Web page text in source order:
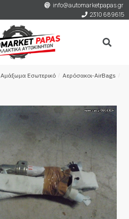
info@automarketpapas.gr
2310 689615
Αμάξωμα Εσωτερικό / Αερόσακοι-AirBags /